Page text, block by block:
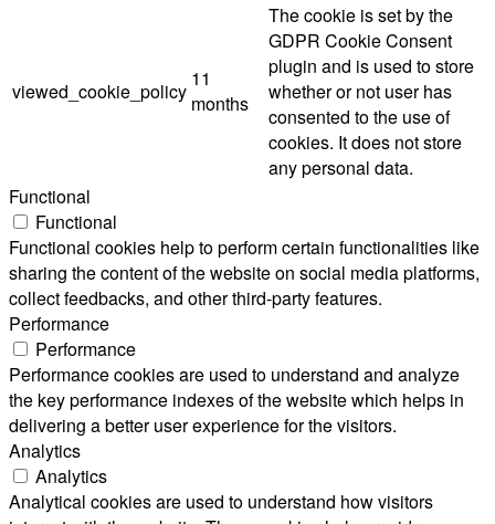
viewed_cookie_policy
11
months
The cookie is set by the
GDPR Cookie Consent
plugin and is used to store
whether or not user has
consented to the use of
cookies. It does not store
any personal data.
Functional
Functional
Functional cookies help to perform certain functionalities like
sharing the content of the website on social media platforms,
collect feedbacks, and other third-party features.
Performance
Performance
Performance cookies are used to understand and analyze
the key performance indexes of the website which helps in
delivering a better user experience for the visitors.
Analytics
Analytics
Analytical cookies are used to understand how visitors